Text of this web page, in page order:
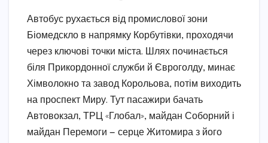
Автобус рухається від промислової зони
Біомедскло в напрямку Корбутівки, проходячи
через ключові точки міста. Шлях починається
біля Прикордонної служби й Євроголду, минає
Хімволокно та завод Корольова, потім виходить
на проспект Миру. Тут пасажири бачать
Автовокзал, ТРЦ «Глобал», майдан Соборний і
майдан Перемоги — серце Житомира з його